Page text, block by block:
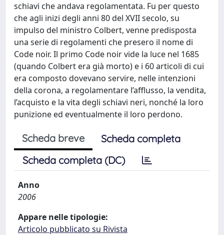
schiavi che andava regolamentata. Fu per questo
che agli inizi degli anni 80 del XVII secolo, su
impulso del ministro Colbert, venne predisposta
una serie di regolamenti che presero il nome di
Code noir. Il primo Code noir vide la luce nel 1685
(quando Colbert era già morto) e i 60 articoli di cui
era composto dovevano servire, nelle intenzioni
della corona, a regolamentare l’afflusso, la vendita,
l’acquisto e la vita degli schiavi neri, nonché la loro
punizione ed eventualmente il loro perdono.
Scheda breve
Scheda completa
Scheda completa (DC)
Anno
2006
Appare nelle tipologie:
Articolo pubblicato su Rivista